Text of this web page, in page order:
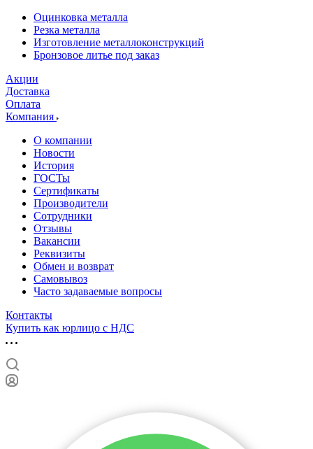
Оцинковка металла
Резка металла
Изготовление металлоконструкций
Бронзовое литье под заказ
Акции
Доставка
Оплата
Компания
О компании
Новости
История
ГОСТы
Сертификаты
Производители
Сотрудники
Отзывы
Вакансии
Реквизиты
Обмен и возврат
Самовывоз
Часто задаваемые вопросы
Контакты
Купить как юрлицо с НДС